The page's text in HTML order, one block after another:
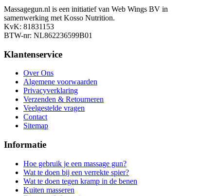
Massagegun.nl is een initiatief van Web Wings BV in
samenwerking met Kosso Nutrition.
KvK: 81831153
BTW-nr: NL862236599B01
Klantenservice
Over Ons
Algemene voorwaarden
Privacyverklaring
Verzenden & Retourneren
Veelgestelde vragen
Contact
Sitemap
Informatie
Hoe gebruik je een massage gun?
Wat te doen bij een verrekte spier?
Wat te doen tegen kramp in de benen
Kuiten masseren